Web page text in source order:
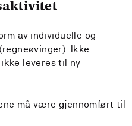
av individuelle og
Ikke
leveres til ny
må være gjennomført til